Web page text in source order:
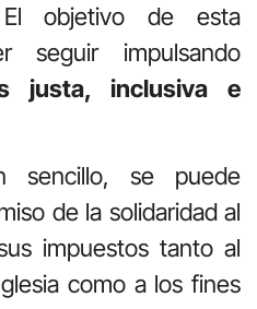
El objetivo de esta
seguir impulsando
justa, inclusiva e
sencillo, se puede
de la solidaridad al
impuestos tanto al
como a los fines